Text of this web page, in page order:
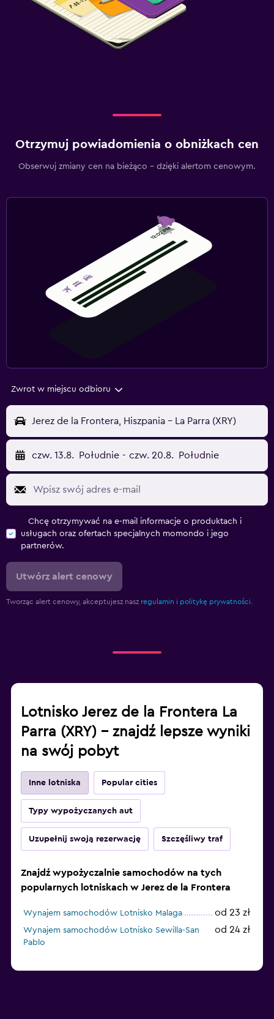
Otrzymuj powiadomienia o obniżkach cen
Obserwuj zmiany cen na bieżąco – dzięki alertom cenowym.
Zwrot w miejscu odbioru
Jerez de la Frontera, Hiszpania - La Parra (XRY)
czw. 13.8. Południe - czw. 20.8. Południe
Chcę otrzymywać na e-mail informacje o produktach i
usługach oraz ofertach specjalnych momondo i jego
partnerów.
Utwórz alert cenowy
Tworząc alert cenowy, akceptujesz nasz regulamin i politykę prywatności.
Lotnisko Jerez de la Frontera La
Parra (XRY) – znajdź lepsze wyniki
na swój pobyt
Inne lotniska Popular cities
Typy wypożyczanych aut
Uzupełnij swoją rezerwację Szczęśliwy traf
Znajdź wypożyczalnie samochodów na tych
popularnych lotniskach w Jerez de la Frontera
Wynajem samochodów Lotnisko Malaga od 23 zł
Wynajem samochodów Lotnisko Sewilla-San
Pablo
od 24 zł